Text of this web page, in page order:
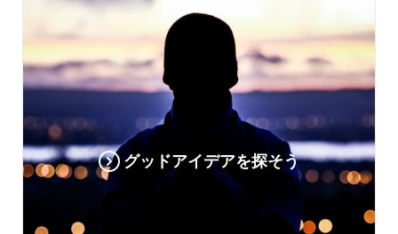
グッドアイデアを探そう